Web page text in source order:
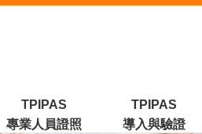
TPIPAS
專業人員證照
TPIPAS
導入與驗證